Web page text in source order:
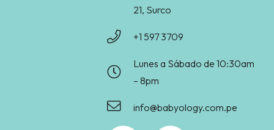
21, Surco
+1 597 3709
Lunes a Sábado de 10:30am
– 8pm
info@babyology.com.pe